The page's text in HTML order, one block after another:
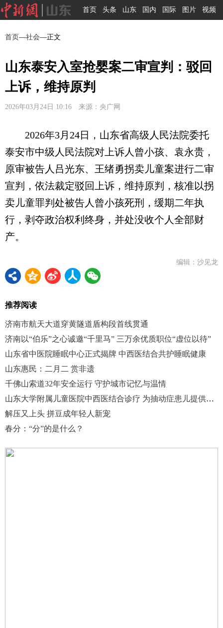
首页 头条 山东 国内 国际 图片 视频
首页—社会—正文
山东泰安入室抢婴案二审宣判：驳回
上诉，维持原判
2026年03月24日 10:16 来源：央广网
2026年3月24日，山东省高级人民法院委托
泰安市中级人民法院对上诉人曾小孩、袁永贵，
原审被告人吕光东、王绪勇拐卖儿童案进行二审
宣判，依法裁定驳回上诉，维持原判，核准以拐
卖儿童罪判处被告人曾小孩死刑，缓期二年执
行，剥夺政治权利终身，并处没收个人全部财
产。
编辑：沙见龙
推荐阅读
济南市航天大道穿黄隧道盾构段首线贯通
济南以“伯乐”之心诚邀“千里马” 三万余优质职位“虚位以待”
山东省中医院睡眠中心正式揭牌 中西医结合共护睡眠健康
山东惠民：二月二 赏非遗
千佛山索道32年安全运行 守护城市记忆与温情
山东大学附属儿童医院中西医结合诊疗 为抽动症患儿提供个体化方案
解压又上头 拼豆成年轻人新宠
春分：“分”的是什么？